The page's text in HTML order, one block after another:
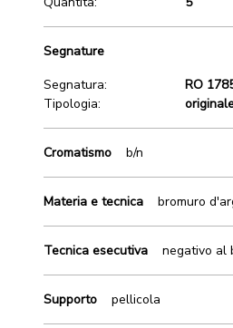
Segnature
Segnatura:
RO
Tipologia:
Cromatismo b/n
Materia e tecnica bromuro
Tecnica esecutiva negativo al
Supporto pellicola